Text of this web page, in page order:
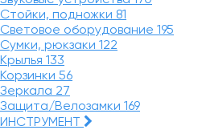
Стойки, подножки 81
Световое оборудование 195
Сумки, рюкзаки 122
Крылья 133
Корзинки 56
Зеркала 27
Защита/Велозамки 169
ИНСТРУМЕНТ